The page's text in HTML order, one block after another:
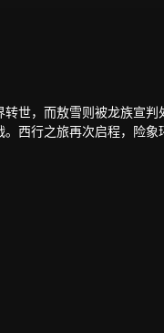
世，而敖雪则被龙族宣
西行之旅再次启程，险象